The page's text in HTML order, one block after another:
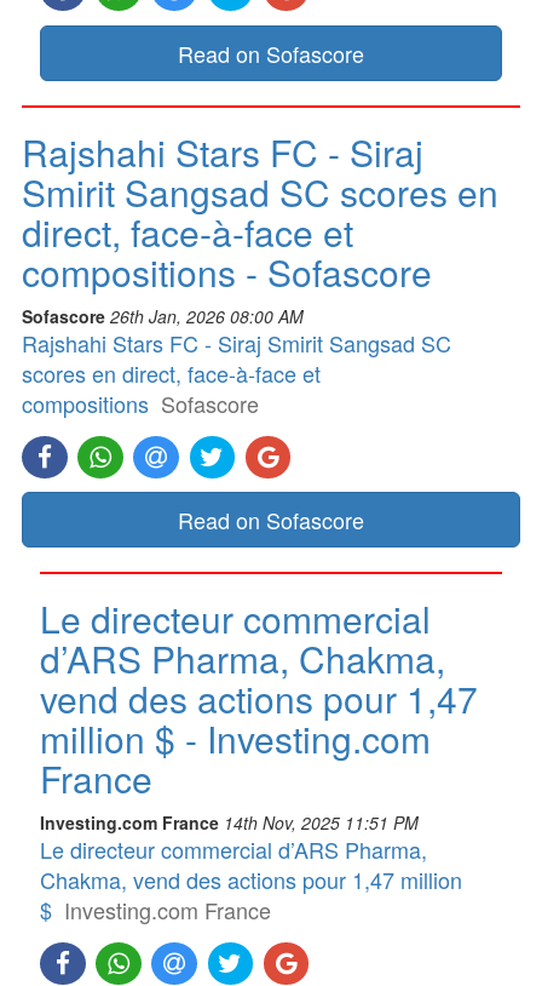
Read on Sofascore
Rajshahi Stars FC - Siraj
Smirit Sangsad SC scores en
direct, face-à-face et
compositions - Sofascore
Sofascore 26th Jan, 2026 08:00 AM
Rajshahi Stars FC - Siraj Smirit Sangsad SC
scores en direct, face-à-face et
compositions Sofascore
Read on Sofascore
Le directeur commercial
d’ARS Pharma, Chakma,
vend des actions pour 1,47
million $ - Investing.com
France
Investing.com France 14th Nov, 2025 11:51 PM
Le directeur commercial d’ARS Pharma,
Chakma, vend des actions pour 1,47 million
$ Investing.com France